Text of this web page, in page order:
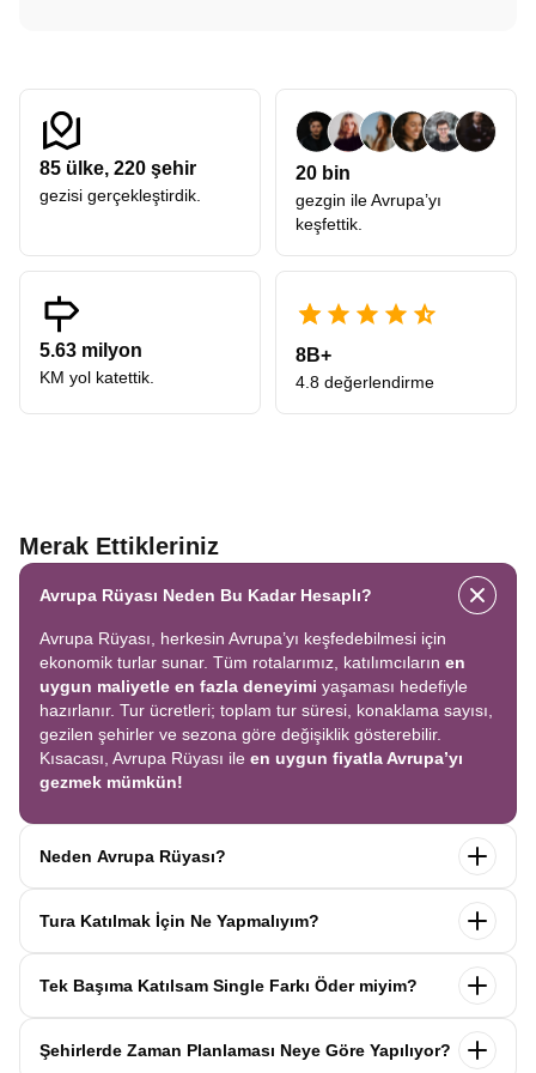
85 ülke, 220 şehir
gezisi gerçekleştirdik.
20 bin
gezgin ile Avrupa’yı
keşfettik.
5.63 milyon
KM yol katettik.
8B+
4.8 değerlendirme
Merak Ettikleriniz
Avrupa Rüyası Neden Bu Kadar Hesaplı?
Avrupa Rüyası, herkesin Avrupa’yı keşfedebilmesi için
ekonomik turlar sunar. Tüm rotalarımız, katılımcıların en
uygun maliyetle en fazla deneyimi yaşaması hedefiyle
hazırlanır. Tur ücretleri; toplam tur süresi, konaklama sayısı,
gezilen şehirler ve sezona göre değişiklik gösterebilir.
Kısacası, Avrupa Rüyası ile en uygun fiyatla Avrupa’yı
gezmek mümkün!
Neden Avrupa Rüyası?
tek seferde birçok
ülkeyikeşfedin! Ekstra tur ücreti yok, tüm geziler fiyata
ile Avrupa’yı en keyifli şekilde yaşayın.
Tura Katılmak İçin Ne Yapmalıyım?
seyahat sözleşmesinionaylayın.İlk taksitiödediğinizde
Tek Başıma Katılsam Single Farkı Öder miyim?
katıldığınızda1000 Euro’ya varan single farkı
Şehirlerde Zaman Planlaması Neye Göre Yapılıyor?